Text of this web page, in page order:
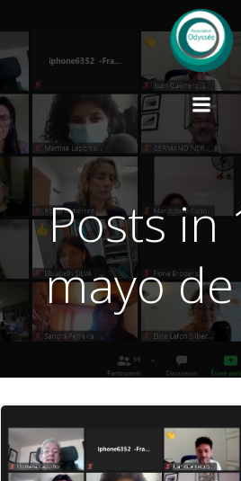
Saltar
al
Posts in
mayo